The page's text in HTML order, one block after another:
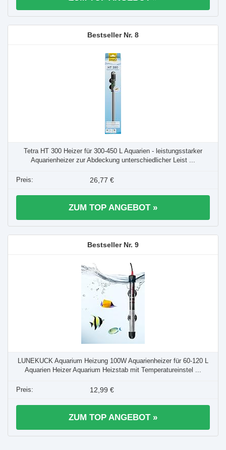
8
Tetra HT 300 Heizer für 300-450 L Aquarien - leistungsstarker
Aquarienheizer zur Abdeckung unterschiedlicher Leist ...
26,77 €
ZUM TOP ANGEBOT »
9
LUNEKUCK Aquarium Heizung 100W Aquarienheizer für 60-120 L
Aquarien Heizer Aquarium Heizstab mit Temperatureinstel ...
12,99 €
ZUM TOP ANGEBOT »